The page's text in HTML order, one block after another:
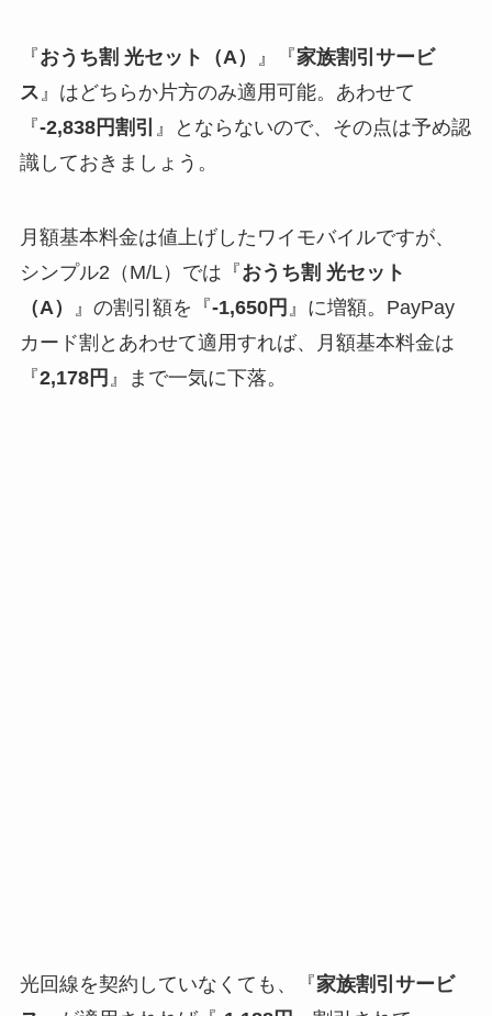
『おうち割 光セット（A） 』『家族割引サービ
ス』はどちらか片方のみ適用可能。あわせて
『-2,838円割引 』とならないので、その点は予め認
識しておきましょう。
月額基本料金は値上げしたワイモバイルですが、
シンプル2（M/L）では『おうち割 光セット
（A）
』の割引額を『-1,650円 』に増額。PayPay
カード割とあわせて適用すれば、月額基本料金は
『2,178円 』まで一気に下落。
光回線を契約していなくても、『家族割引サービ